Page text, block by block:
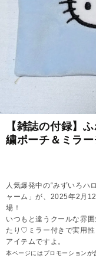
【雑誌の付録】
繍ポーチ＆ミラ
人気爆発中の“みずいろハ
ャーム」が、2025年2月
場！
いつもと違うクールな雰
たり♡ミラー付きで実用性
アイテムですよ。
本ページにはプロモーションが